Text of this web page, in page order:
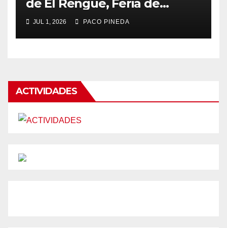
de El Rengue, Feria de
Málaga 2026
JUL 1, 2026 PACO PINEDA
ACTIVIDADES